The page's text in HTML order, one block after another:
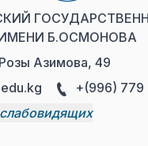
Б.ОСМОНОВА
Азимова, 49
+(996) 779